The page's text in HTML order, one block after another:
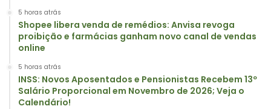
5 horas atrás
Shopee libera venda de remédios: Anvisa revoga
proibição e farmácias ganham novo canal de vendas
online
5 horas atrás
INSS: Novos Aposentados e Pensionistas Recebem 13º
Salário Proporcional em Novembro de 2026; Veja o
Calendário!